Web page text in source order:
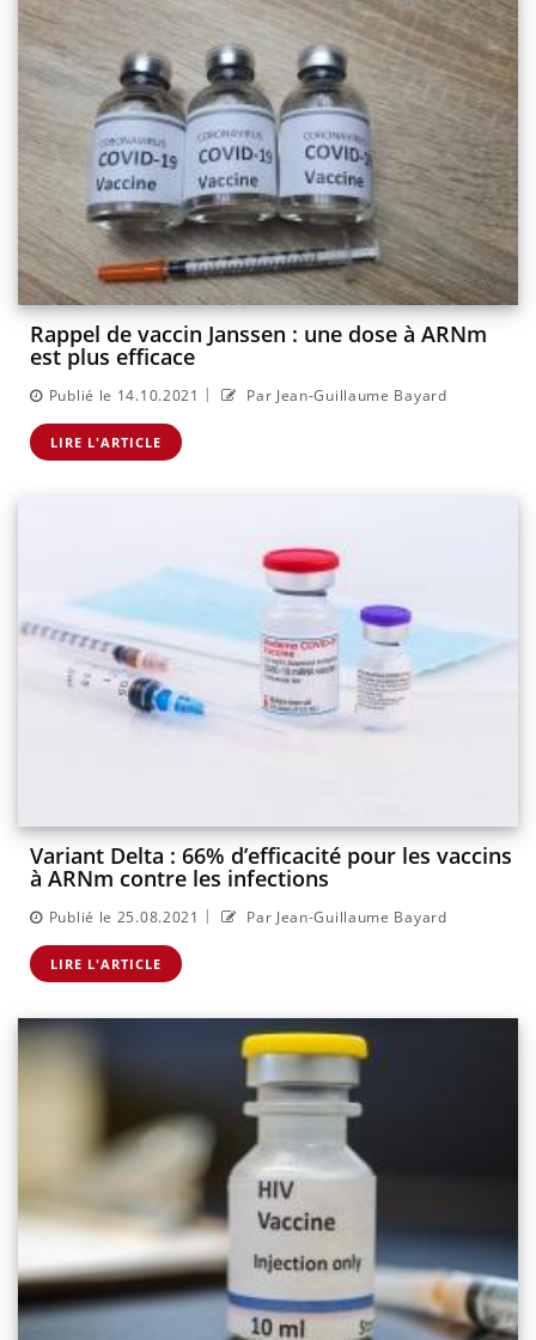
Rappel de vaccin Janssen : une dose à ARNm
est plus efficace
Publié le 14.10.2021 | Par Jean-Guillaume Bayard
LIRE L'ARTICLE
Variant Delta : 66% d’efficacité pour les vaccins
à ARNm contre les infections
Publié le 25.08.2021 | Par Jean-Guillaume Bayard
LIRE L'ARTICLE